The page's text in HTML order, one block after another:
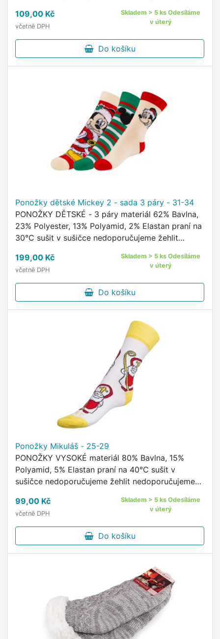
originálním vzorem od českého …
109,00 Kč
včetně DPH
Skladem > 5 ks Odesíláme
v úterý
Do košíku
Ponožky dětské Mickey 2 - sada 3 páry - 31-34
PONOŽKY DĚTSKÉ - 3 páry materiál 62% Bavlna,
23% Polyester, 13% Polyamid, 2% Elastan praní na
30°C sušit v sušičce nedoporučujeme žehlit
motivem Disney …
199,00 Kč
včetně DPH
Skladem > 5 ks Odesíláme
v úterý
Do košíku
Ponožky Mikuláš - 25-29
PONOŽKY VYSOKÉ materiál 80% Bavlna, 15%
Polyamid, 5% Elastan praní na 40°C sušit v
sušičce nedoporučujeme žehlit nedoporučujeme
originálním vzorem od českého …
99,00 Kč
včetně DPH
Skladem > 5 ks Odesíláme
v úterý
Do košíku